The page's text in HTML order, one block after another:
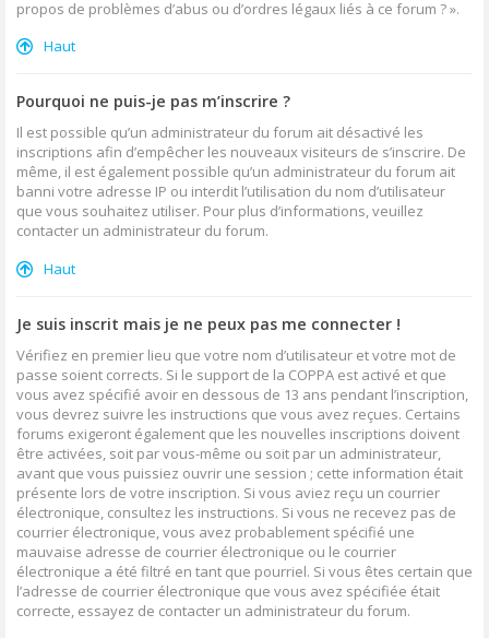
propos de problèmes d’abus ou d’ordres légaux liés à ce forum ? ».
Haut
Pourquoi ne puis-je pas m’inscrire ?
Il est possible qu’un administrateur du forum ait désactivé les
inscriptions afin d’empêcher les nouveaux visiteurs de s’inscrire. De
même, il est également possible qu’un administrateur du forum ait
banni votre adresse IP ou interdit l’utilisation du nom d’utilisateur
que vous souhaitez utiliser. Pour plus d’informations, veuillez
contacter un administrateur du forum.
Haut
Je suis inscrit mais je ne peux pas me connecter !
Vérifiez en premier lieu que votre nom d’utilisateur et votre mot de
passe soient corrects. Si le support de la COPPA est activé et que
vous avez spécifié avoir en dessous de 13 ans pendant l’inscription,
vous devrez suivre les instructions que vous avez reçues. Certains
forums exigeront également que les nouvelles inscriptions doivent
être activées, soit par vous-même ou soit par un administrateur,
avant que vous puissiez ouvrir une session ; cette information était
présente lors de votre inscription. Si vous aviez reçu un courrier
électronique, consultez les instructions. Si vous ne recevez pas de
courrier électronique, vous avez probablement spécifié une
mauvaise adresse de courrier électronique ou le courrier
électronique a été filtré en tant que pourriel. Si vous êtes certain que
l’adresse de courrier électronique que vous avez spécifiée était
correcte, essayez de contacter un administrateur du forum.